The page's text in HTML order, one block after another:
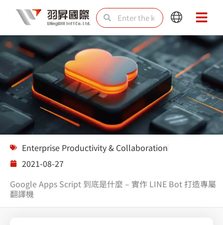
content
SearchSearch
Main
Menu
Main
Menu
Solutions
Enterprise Productivity & Collaboration
2021-08-27
Google Apps Script 到底是什麼 – 實作 LINE Bot 打造專屬
翻譯機